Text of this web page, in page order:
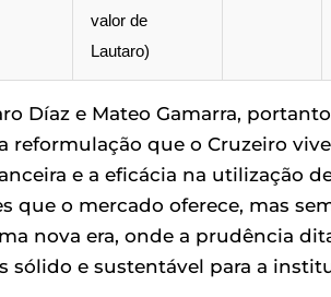
valor de
Lautaro)
Díaz e Mateo Gamarra,
reformulação que o Cruzeiro
e a eficácia na utilização
o mercado oferece, mas
nova era, onde a prudência
sólido e sustentável para a